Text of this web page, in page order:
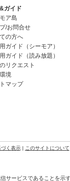
ガイド
ア島
/お問合せ
の方へ
ガイド（シーモア）
ガイド（読み放題）
リクエスト
境
マップ
く表示| このサイトについて
ービスであることを示